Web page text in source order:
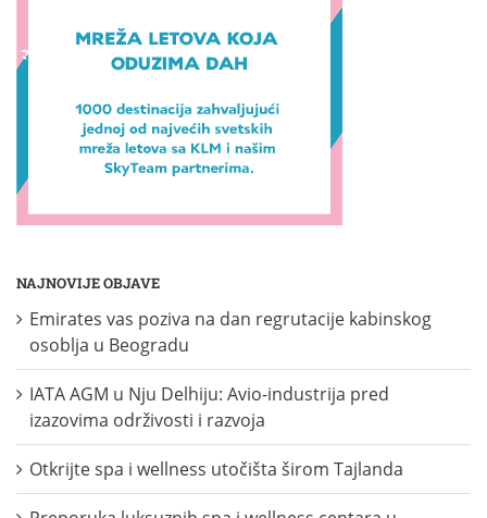
NAJNOVIJE OBJAVE
Emirates vas poziva na dan regrutacije kabinskog
osoblja u Beogradu
IATA AGM u Nju Delhiju: Avio-industrija pred
izazovima održivosti i razvoja
Otkrijte spa i wellness utočišta širom Tajlanda